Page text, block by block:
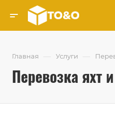
Главная — Услуги —
Перевозка яхт